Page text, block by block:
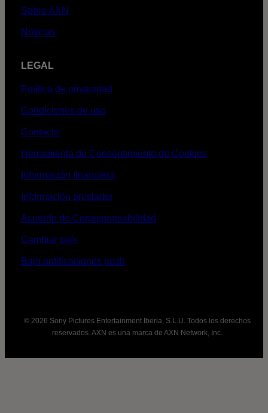
Sobre AXN
Noticias
LEGAL
Política de privacidad
Condiciones de uso
Contacto
Herramienta de Consentimiento de Cookies
Información financiera
Información prestador
Acuerdo de Corresponsabilidad
Cambiar país
Baja notificaciones push
© 2026 Sony Pictures Entertainment Iberia, S.L.U. Todos los derechos
reservados. AXN es una marca de AXN Network, Inc.